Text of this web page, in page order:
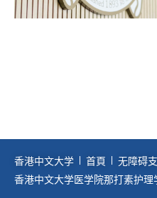
香港中文大学 首頁 无障碍
香港中文大学医学院那打素护